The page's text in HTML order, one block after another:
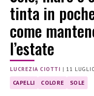
tinta in
come
l’estate
LUCREZIA CIOTTI | 11
CAPELLI COLORE SOLE